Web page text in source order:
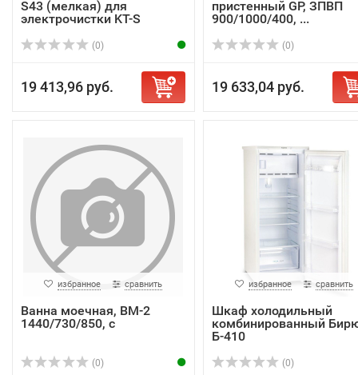
S43 (мелкая) для
электрочистки KT-S
(0)
19 413,96 руб.
пристенный GP, ЗПВП
900/1000/400, ...
(0)
19 633,04 руб.
избранное сравнить
Ванна моечная, ВМ-2
1440/730/850, с
(0)
избранное сравнить
Шкаф холодильный
комбинированный
Б-410
(0)